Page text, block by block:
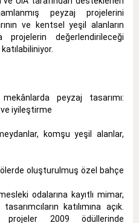
peyzaj projelerini
ve kentsel yeşil alanların
değerlendirileceği
peyzaj tasarımı:
iyileştirme
komşu yeşil alanlar,
oluşturulmuş özel bahçe
odalarına kayıtlı mimar,
katılımına açık.
projeler 2009 ödüllerinde